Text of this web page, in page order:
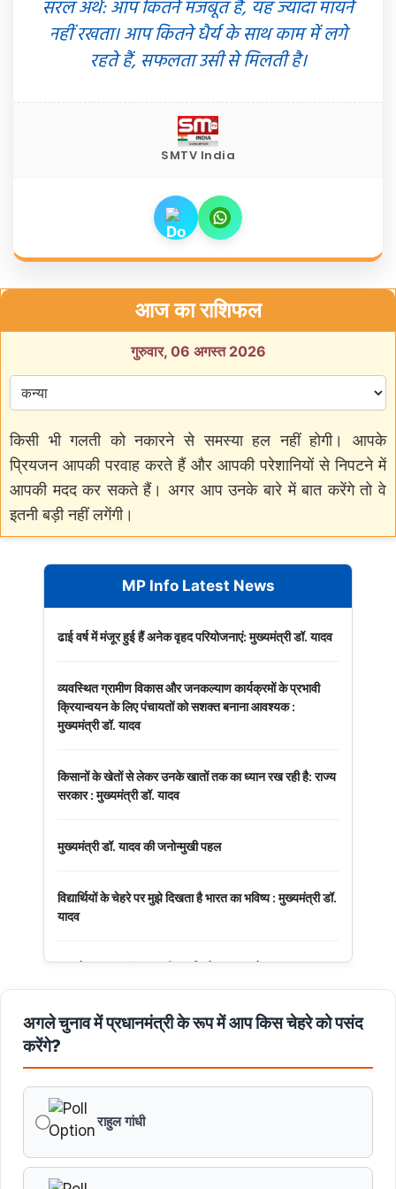
सरल अर्थ: आप कितने मजबूत हैं, यह ज्यादा मायने
नहीं रखता। आप कितने धैर्य के साथ काम में लगे
रहते हैं, सफलता उसी से मिलती है।
SMTV India
आज का राशिफल
गुरुवार, 06 अगस्त 2026
किसी भी गलती को नकारने से समस्या हल नहीं होगी। आपके
प्रियजन आपकी परवाह करते हैं और आपकी परेशानियों से निपटने में
आपकी मदद कर सकते हैं। अगर आप उनके बारे में बात करेंगे तो वे
इतनी बड़ी नहीं लगेंगी।
MP Info Latest News
ढाई वर्ष में मंजूर हुई हैं अनेक वृहद परियोजनाएं: मुख्यमंत्री डॉ. यादव
व्यवस्थित ग्रामीण विकास और जनकल्याण कार्यक्रमों के प्रभावी
क्रियान्वयन के लिए पंचायतों को सशक्त बनाना आवश्यक :
मुख्यमंत्री डॉ. यादव
किसानों के खेतों से लेकर उनके खातों तक का ध्यान रख रही है: राज्य
सरकार : मुख्यमंत्री डॉ. यादव
मुख्यमंत्री डॉ. यादव की जनोन्मुखी पहल
विद्यार्थियों के चेहरे पर मुझे दिखता है भारत का भविष्य : मुख्यमंत्री डॉ.
यादव
अनुच्छेद 370 एवं 35A की समाप्ति के 7 साल पूरे
मुख्यमंत्री डॉ. मोहन यादव ने नर्मदापुरम में आयोजित बलराम कृषि
महोत्सव को मंत्रालय से वीडियो कॉन्फ्रेंसिंग से संबोधित किया।
पं. द्वारिका प्रसाद मिश्र का व्यक्तित्व और कतित्व योगदान सदैव रहेगा
प्रेरणास्रोत : मुख्यमंत्री डॉ. यादव
मुख्यमंत्री डॉ. यादव ने पद्मभूषण डॉ. शिवमंगल सिंह सुमन की जयंती
पर किया नमन
अगले चुनाव में प्रधानमंत्री के रूप में आप किस चेहरे को पसंद
करेंगे?
राहुल गांधी